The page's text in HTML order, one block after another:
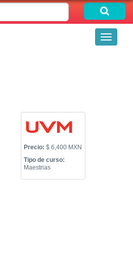
Toggle
Precio: $ 6,400 MXN
Tipo de curso:
Maestrias